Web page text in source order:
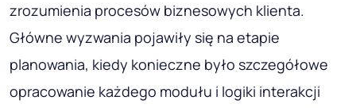
zrozumienia procesów biznesowych klienta.
Główne wyzwania pojawiły się na etapie
planowania, kiedy konieczne było szczegółowe
opracowanie każdego modułu i logiki interakcji